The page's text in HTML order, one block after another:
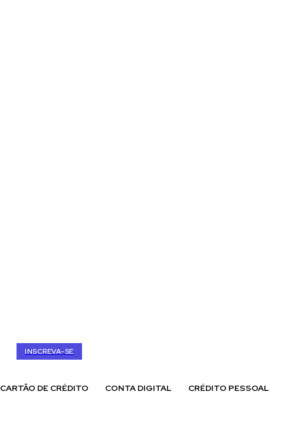
INSCREVA-SE
CARTÃO DE CRÉDITO CONTA DIGITAL CRÉDITO PESSOAL